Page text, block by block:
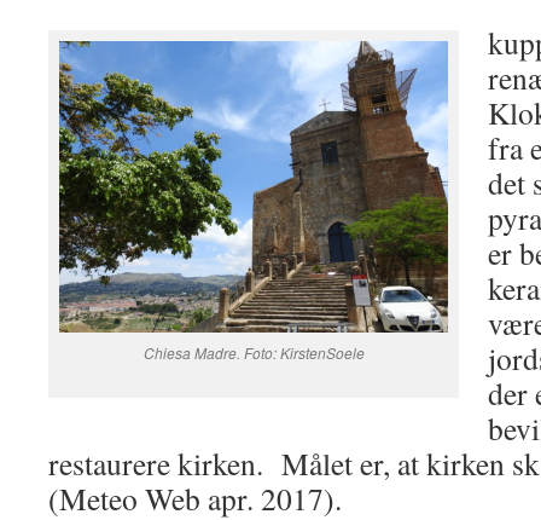
Chiesa Madre. Foto: KirstenSoele
fra
det
er
der
restaurere kirken. Målet er, at kirken
(Meteo Web apr. 2017).